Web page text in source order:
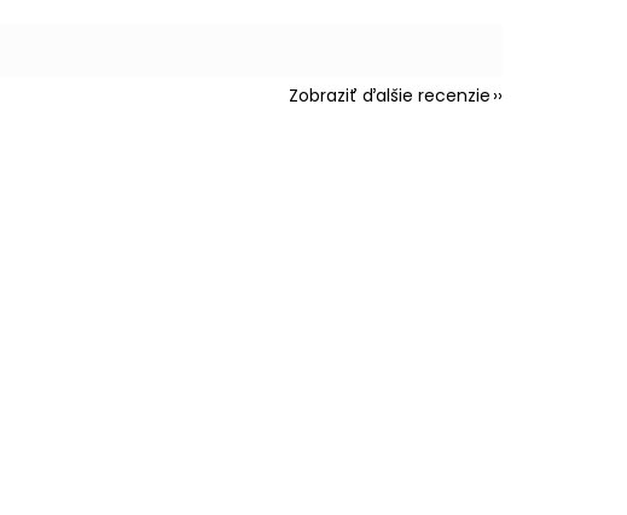
Zobraziť ďalšie recenzie